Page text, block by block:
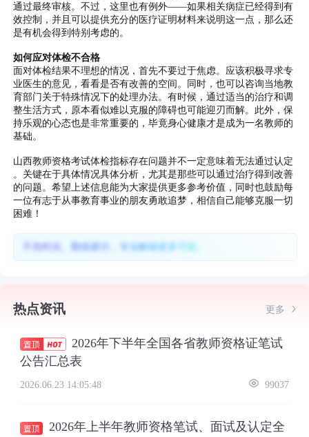
通过最终审核。不过，这里也有例外——如果相关病症已经得到有
效控制，并且可以提供充分的医疗证明材料来说明这一点，那么还
是有机会得到特别考虑的。
如何应对体检不合格
面对体检结果不理想的情况，首先不要过于焦虑。应该积极寻求专
业医生的意见，看看是否有改善的空间。同时，也可以咨询当地教
育部门关于特殊情况下的处理办法。有时候，通过适当的治疗和调
整生活方式，原本看似难以克服的障碍也可能迎刃而解。此外，保
持乐观的心态也是非常重要的，毕竟身心健康才是成为一名教师的
基础。
山西教师资格考试体检指标存在问题并不一定意味着无法通过认定
。关键在于具体情况具体分析，尤其是那些可以通过治疗得到改善
的问题。希望上述信息能为大家提供更多参考价值，同时也鼓励每
一位有志于从事教育事业的朋友勇敢追梦，相信自己能够克服一切
困难！
不负时光、勤练硬功，专业解锁更多可能。
热点资讯 更多
2026年下半年全国各省教师资格证笔试
公告汇总表
2026.06.23 14:05:48 99037
2026年上半年教师资格笔试、面试及认定全